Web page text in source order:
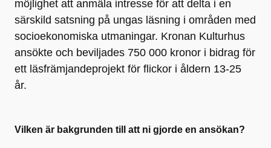
möjlighet att anmäla intresse för att delta i en
särskild satsning på ungas läsning i områden med
socioekonomiska utmaningar. Kronan Kulturhus
ansökte och beviljades 750 000 kronor i bidrag för
ett läsfrämjandeprojekt för flickor i åldern 13-25
år.
Vilken är bakgrunden till att ni gjorde en ansökan?